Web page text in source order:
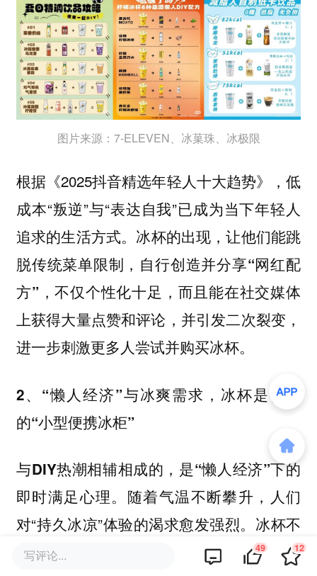
图片来源：7-ELEVEN、冰菓珠、冰极限
根据《2025抖音精选年轻人十大趋势》，低
成本“叛逆”与“表达自我”已成为当下年轻人
追求的生活方式。 冰杯的出现，让他们能跳
脱传统菜单限制，自行创造并分享“网红配
方”，不仅个性化十足，而且能在社交媒体
上获得大量点赞和评论，并引发二次裂变，
进一步刺激更多人尝试并购买冰杯。
2、“懒人经济”与冰爽需求，冰杯是行走
的“小型便携冰柜”
与DIY热潮相辅相成的，是“懒人经济”下的
即时满足心理。 随着气温不断攀升，人们
对“持久冰凉”体验的渴求愈发强烈。冰杯不
仅能让普通饮品保持更长时间的低温，还能
写评论... 49 12